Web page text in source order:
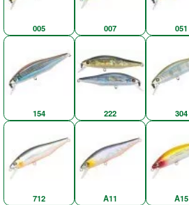
005 007 051
154 222 304
712 A11 A15